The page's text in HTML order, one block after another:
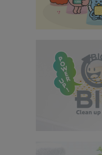
アウトドア・トラベル